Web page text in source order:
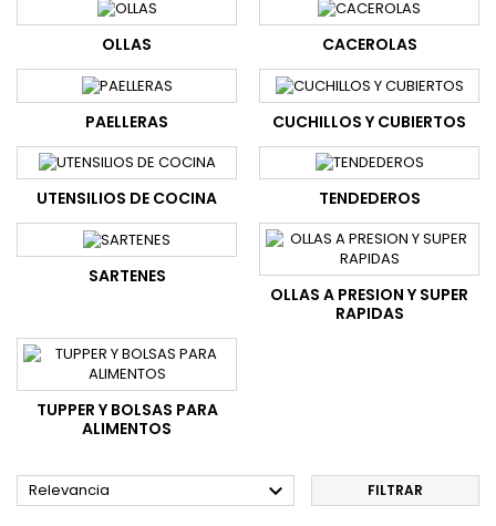
OLLAS CACEROLAS
PAELLERAS CUCHILLOS Y CUBIERTOS
UTENSILIOS DE COCINA TENDEDEROS
SARTENES
OLLAS A PRESION Y SUPER
RAPIDAS
TUPPER Y BOLSAS PARA
ALIMENTOS
Relevancia  FILTRAR